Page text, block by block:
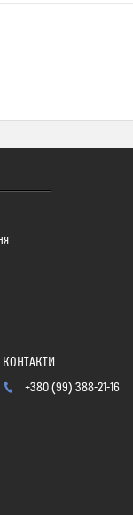
+380 (99) 388-21-16